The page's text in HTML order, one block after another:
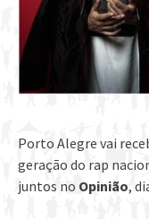
Porto Alegre vai
geração do rap
juntos no Opinião,